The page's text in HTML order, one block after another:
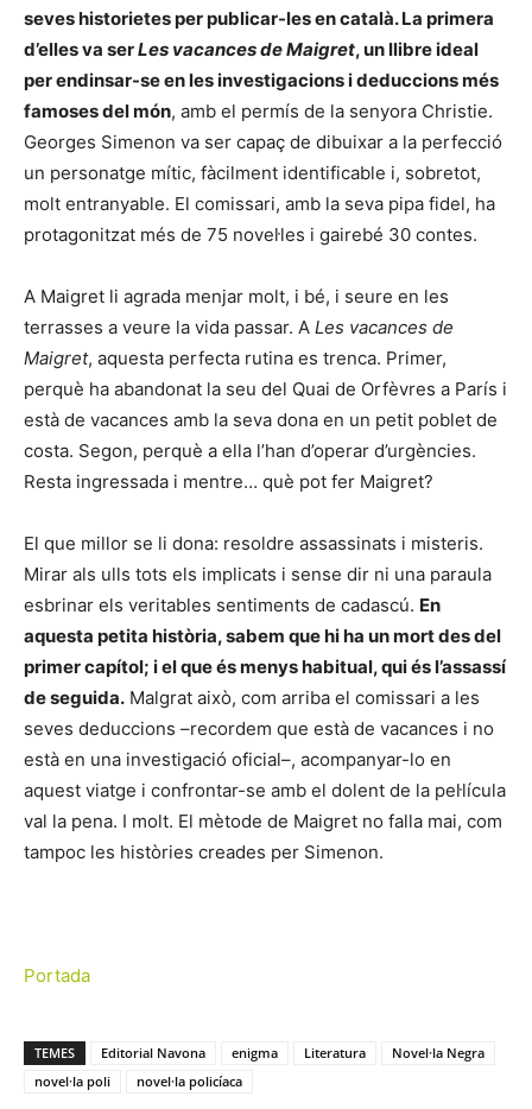
seves historietes per publicar-les en català. La primera
d’elles va serLes vacances de Maigret, un llibre ideal
per endinsar-se en les investigacions i deduccions més
famoses del món, amb el permís de la senyora Christie.
Georges Simenon va ser capaç de dibuixar a la perfecció
un personatge mític, fàcilment identificable i, sobretot,
molt entranyable. El comissari, amb la seva pipa fidel, ha
protagonitzat més de 75 novel·les i gairebé 30 contes.
A Maigret li agrada menjar molt, i bé, i seure en les
terrasses a veure la vida passar. A Les vacances de
Maigret, aquesta perfecta rutina es trenca. Primer,
perquè ha abandonat la seu del Quai de Orfèvres a París i
està de vacances amb la seva dona en un petit poblet de
costa. Segon, perquè a ella l’han d’operar d’urgències.
Resta ingressada i mentre… què pot fer Maigret?
El que millor se li dona: resoldre assassinats i misteris.
Mirar als ulls tots els implicats i sense dir ni una paraula
esbrinar els veritables sentiments de cadascú. En
aquesta petita història, sabem que hi ha un mort des del
primer capítol; i el que és menys habitual, qui és l’assassí
de seguida. Malgrat això, com arriba el comissari a les
seves deduccions –recordem que està de vacances i no
està en una investigació oficial–, acompanyar-lo en
aquest viatge i confrontar-se amb el dolent de la pel·lícula
val la pena. I molt. El mètode de Maigret no falla mai, com
tampoc les històries creades per Simenon.
Portada
TEMES Editorial Navona enigma Literatura
Novel·la Negra
novel·la poli
novel·la policíaca